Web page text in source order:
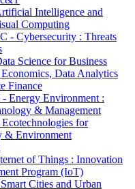
Intelligence and
Computing
- Cybersecurity : Threats
Science for Business
Data Analytics
Finance
Energy Environment :
& Management
for
& Environment
of Things : Innovation
Program (IoT)
Cities and Urban